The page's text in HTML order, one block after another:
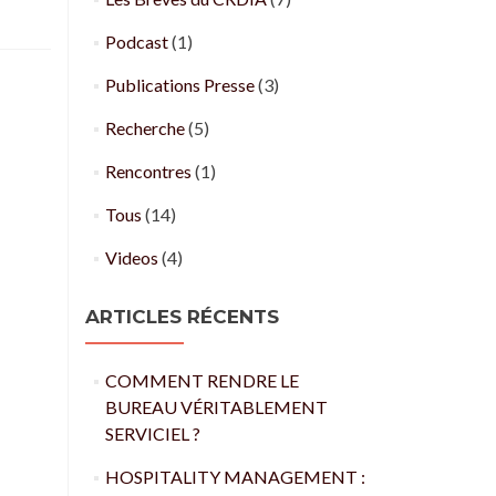
Podcast(1)
Publications Presse(3)
Recherche(5)
Rencontres (1)
Tous (14)
Videos (4)
ARTICLES RÉCENTS
COMMENT RENDRE LE
BUREAU VÉRITABLEMENT
SERVICIEL ?
HOSPITALITY MANAGEMENT :